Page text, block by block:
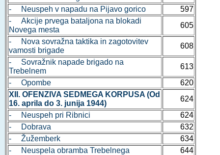
- Neuspeh v napadu na Pijavo gorico
597
- Akcije prvega bataljona na blokadi
Novega mesta
605
- Nova sovražna taktika in zagotovitev
vamosti brigade
608
- Sovražnik napade brigado na
Trebelnem
613
- Opombe
620
XII. OFENZIVA SEDMEGA KORPUSA (Od
16. aprila do 3. junija 1944)
624
- Neuspeh pri Ribnici
624
- Dobrava
632
- Žužemberk
634
- Neuspela obramba Trebelnega
644